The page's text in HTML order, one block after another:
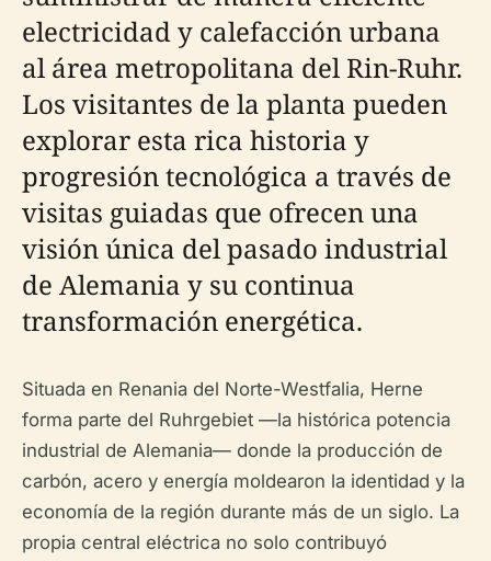
electricidad y calefacción urbana
al área metropolitana del Rin-Ruhr.
Los visitantes de la planta pueden
explorar esta rica historia y
progresión tecnológica a través de
visitas guiadas que ofrecen una
visión única del pasado industrial
de Alemania y su continua
transformación energética.
Situada en Renania del Norte-Westfalia, Herne
forma parte del Ruhrgebiet —la histórica potencia
industrial de Alemania— donde la producción de
carbón, acero y energía moldearon la identidad y la
economía de la región durante más de un siglo. La
propia central eléctrica no solo contribuyó